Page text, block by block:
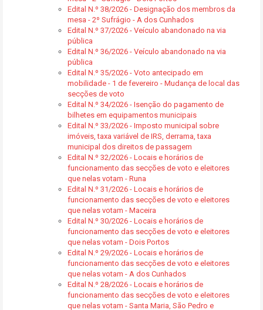
Edital N.º 38/2026 - Designação dos membros da
mesa - 2º Sufrágio - A dos Cunhados
Edital N.º 37/2026 - Veículo abandonado na via
pública
Edital N.º 36/2026 - Veículo abandonado na via
pública
Edital N.º 35/2026 - Voto antecipado em
mobilidade - 1 de fevereiro - Mudança de local das
secções de voto
Edital N.º 34/2026 - Isenção do pagamento de
bilhetes em equipamentos municipais
Edital N.º 33/2026 - Imposto municipal sobre
imóveis, taxa variável de IRS, derrama, taxa
municipal dos direitos de passagem
Edital N.º 32/2026 - Locais e horários de
funcionamento das secções de voto e eleitores
que nelas votam - Runa
Edital N.º 31/2026 - Locais e horários de
funcionamento das secções de voto e eleitores
que nelas votam - Maceira
Edital N.º 30/2026 - Locais e horários de
funcionamento das secções de voto e eleitores
que nelas votam - Dois Portos
Edital N.º 29/2026 - Locais e horários de
funcionamento das secções de voto e eleitores
que nelas votam - A dos Cunhados
Edital N.º 28/2026 - Locais e horários de
funcionamento das secções de voto e eleitores
que nelas votam - Santa Maria, São Pedro e